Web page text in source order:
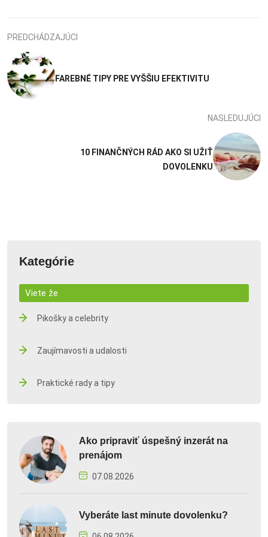
PREDCHÁDZAJÚCI
FAREBNÉ TIPY PRE VYŠŠIU EFEKTIVITU
NASLEDUJÚCI
10 FINANČNÝCH RÁD AKO SI UŽIŤ
DOVOLENKU
Kategórie
Viete že
Pikošky a celebrity
Zaujímavosti a udalosti
Praktické rady a tipy
Ako pripraviť úspešný inzerát na
prenájom
07.08.2026
Vyberáte last minute dovolenku?